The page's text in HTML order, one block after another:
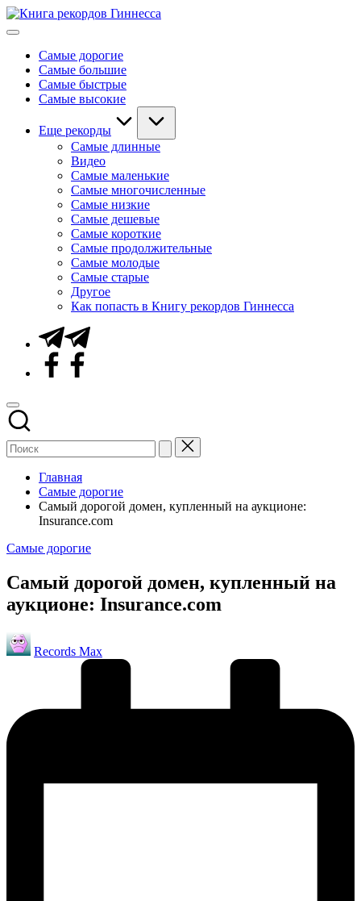
Перейти
к
Мировые
ГиннессаСамые дорогие
Самые большие
Самые быстрые
Самые высокие
Еще рекорды
Самые длинные
Видео
Самые маленькие
Самые многочисленные
Самые низкие
Самые дешевые
Самые короткие
Самые продолжительные
Самые молодые
Самые старые
Другое
Как попасть в Книгу рекордов Гиннесса
Telegram
Facebook
Главная
Самые дорогие
Самый дорогой домен, купленный на аукционе:
Insurance.com
Опубликовано
Самые дорогие
Самый дорогой домен, купленный на
аукционе: Insurance.com
Запись
от
Records Max